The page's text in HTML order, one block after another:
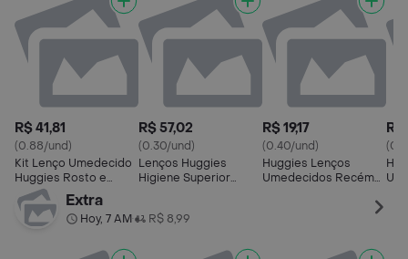
R$ 41,81
(0.88/und)
Kit Lenço Umedecido
Huggies Rosto e
Corpo Hipoalergênico
48 Unidades
R$ 57,02
(0.30/und)
Lenços Huggies
Higiene Superior
R$ 19,17
(0.40/und)
Huggies Lenços
Umedecidos Recém-
R$
Extra
Hoy, 7 AM• R$ 8,99